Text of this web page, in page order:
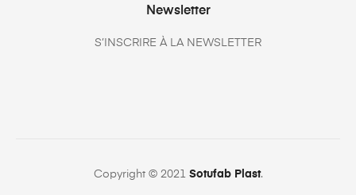
Newsletter
S’INSCRIRE À LA NEWSLETTER
Copyright © 2021 Sotufab Plast.